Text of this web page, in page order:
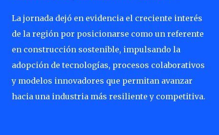
La jornada dejó en evidencia el creciente interés
de la región por posicionarse como un referente
en construcción sostenible, impulsando la
adopción de tecnologías, procesos colaborativos
y modelos innovadores que permitan avanzar
hacia una industria más resiliente y competitiva.